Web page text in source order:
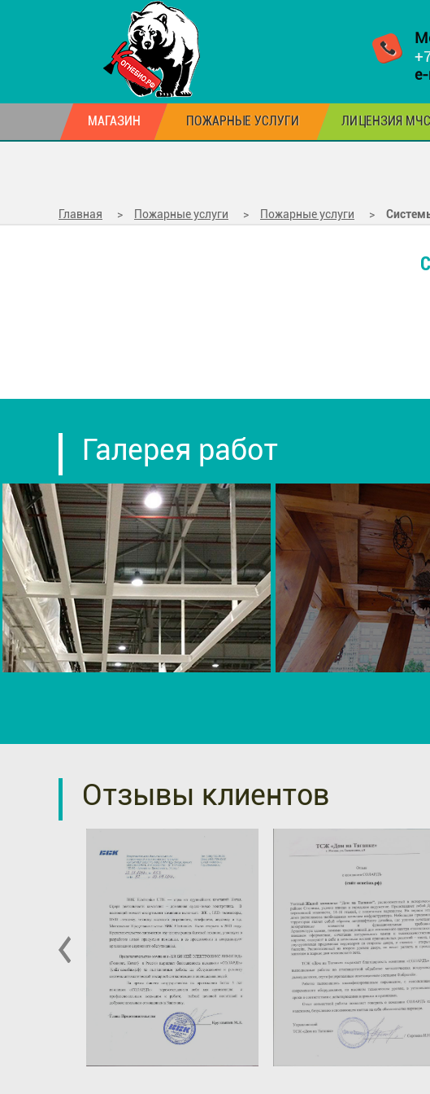
МАГАЗИН ПОЖАРНЫЕ УСЛУГИ ЛИЦЕНЗИЯ
Главная > Пожарные услуги > Пожарные услуги >
Галерея работ
Отзывы клиентов